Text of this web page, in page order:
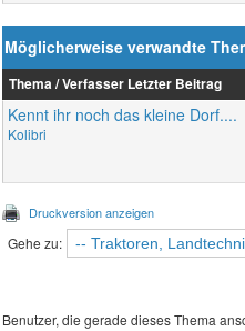
Möglicherweise verwandte
Thema / Verfasser Letzter Beitrag
Kennt ihr noch das kleine Dorf....
Kolibri
Druckversion anzeigen
Gehe zu:
Benutzer, die gerade dieses Thema